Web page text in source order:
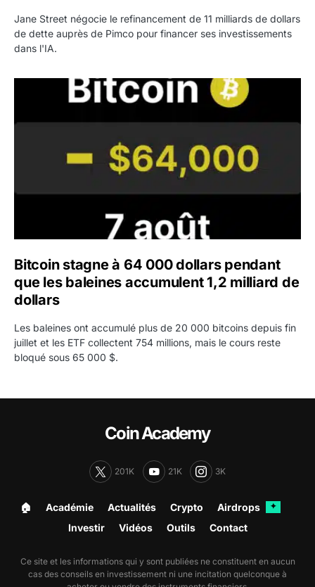
Jane Street négocie le refinancement de 11 milliards de dollars
de dette auprès de Pimco pour financer ses investissements
dans l'IA.
Bitcoin stagne à 64 000 dollars pendant que les
Bitcoin stagne à 64 000 dollars pendant
que les baleines accumulent 1,2 milliard de
dollars
Les baleines ont accumulé plus de 20 000 bitcoins depuis fin
juillet et les ETF collectent 754 millions, mais le cours reste
bloqué sous 65 000 $.
Coin Academy
201K 21K 3K
🏠︎ Académie Actualités Crypto Airdrops ✦
Investir Vidéos Outils Contact
Ce site et les informations qui y sont publiées ne constituent en aucun
cas des conseils en investissement ni une incitation quelconque à